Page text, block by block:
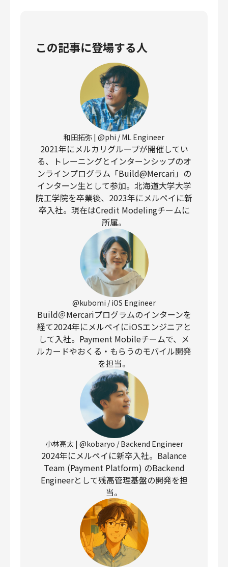
この記事に登場する人
和田拓弥 | @phi / ML Engineer
2021年にメルカリグループが開催してい
る、トレーニングとインターンシップのオ
ンラインプログラム「Build@Mercari」の
インターン生として参加。北海道大学大学
院工学院を卒業後、2023年にメルペイに新
卒入社。現在はCredit Modelingチームに
所属。
@kubomi / iOS Engineer
Build＠Mercariプログラムのインターンを
経て2024年にメルペイにiOSエンジニアと
して入社。Payment Mobileチームで、メ
ルカードやおくる・もらうのモバイル開発
を担当。
小林亮太 | @kobaryo / Backend Engineer
2024年にメルペイに新卒入社。Balance
Team (Payment Platform) のBackend
Engineerとして残高管理基盤の開発を担
当。